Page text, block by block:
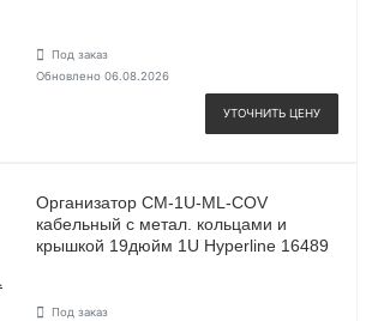
Под заказ
Обновлено 06.08.2026
УТОЧНИТЬ ЦЕНУ
Организатор CM-1U-ML-COV
кабельный с метал. кольцами и
крышкой 19дюйм 1U Hyperline 16489
Под заказ